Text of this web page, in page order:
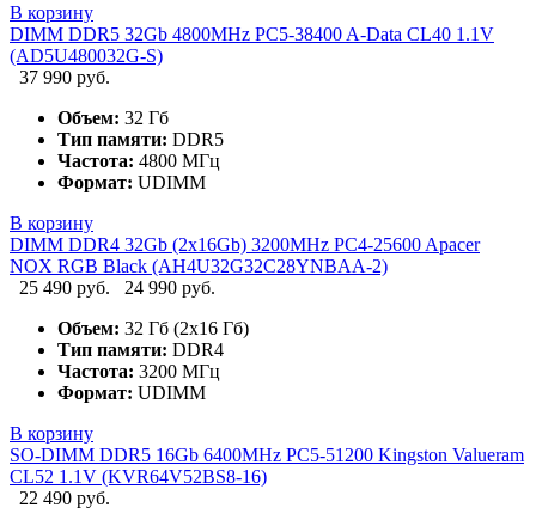
В корзину
DIMM DDR5 32Gb 4800MHz PC5-38400 A-Data CL40 1.1V
(AD5U480032G-S)
37 990 руб.
Объем: 32 Гб
Тип памяти: DDR5
Частота: 4800 МГц
Формат: UDIMM
В корзину
DIMM DDR4 32Gb (2x16Gb) 3200MHz PC4-25600 Apacer
NOX RGB Black (AH4U32G32C28YNBAA-2)
25 490 руб.
24 990 руб.
Объем: 32 Гб (2х16 Гб)
Тип памяти: DDR4
Частота: 3200 МГц
Формат: UDIMM
В корзину
SO-DIMM DDR5 16Gb 6400MHz PC5-51200 Kingston Valueram
CL52 1.1V (KVR64V52BS8-16)
22 490 руб.